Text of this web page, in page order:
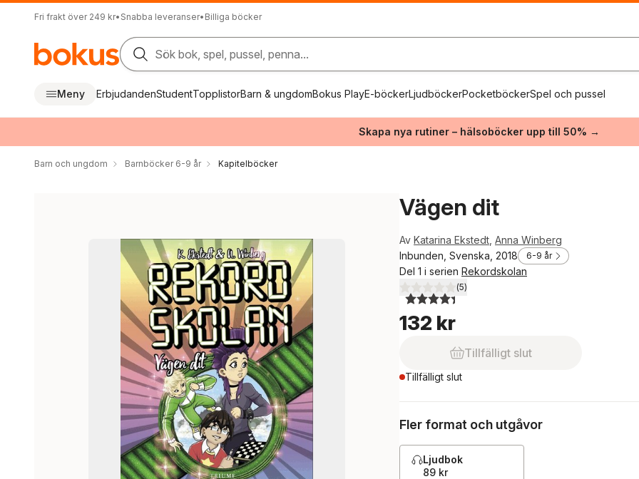
Fri frakt över 249 kr• Snabba leveranser• Billiga böcker
Sök bok, spel, pussel, penna...
Meny ErbjudandenStudentTopplistorBarn & ungdomBokus PlayE-böckerLjudböckerPocketböckerSpel och pussel
Skapa nya rutiner – hälsoböcker upp till 50% →
Barn och ungdom Barnböcker 6-9 år Kapitelböcker
Vägen dit
Av Katarina Ekstedt Anna Winberg
Inbunden, Svenska, 2018
6-9 år
Del 1 i serien Rekordskolan
4,4utav 5 stjärnor. Totalt antal röster:
(5)
132 kr
Tillfälligt slut
Tillfälligt slut
Fler format och utgåvor
Ljudbok
89 kr